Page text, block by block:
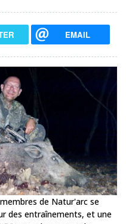
EMAIL
de Natur'arc se
des entraînements, et une